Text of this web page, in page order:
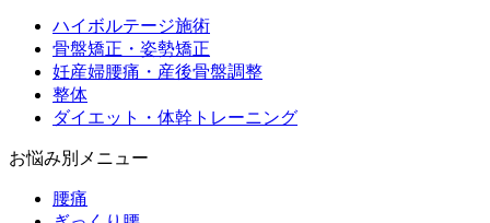
ハイボルテージ施術
骨盤矯正・姿勢矯正
妊産婦腰痛・産後骨盤調整
整体
ダイエット・体幹トレーニング
お悩み別メニュー
腰痛